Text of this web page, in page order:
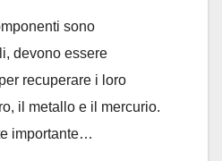
sono
devono essere
recuperare i loro
il metallo e il mercurio.
importante…